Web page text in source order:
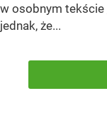
w osobnym tekście
jednak, że...